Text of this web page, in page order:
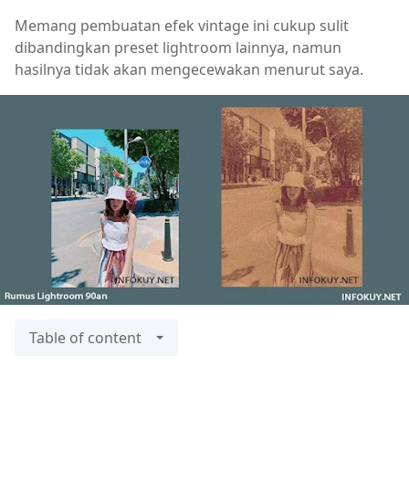
Memang pembuatan efek vintage ini cukup sulit
dibandingkan preset lightroom lainnya, namun
hasilnya tidak akan mengecewakan menurut saya.
Table of content